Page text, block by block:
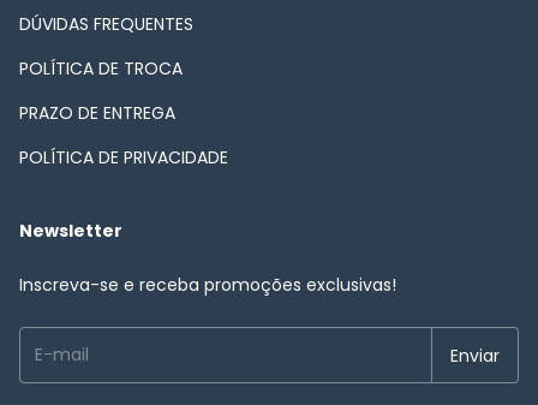
DÚVIDAS FREQUENTES
POLÍTICA DE TROCA
PRAZO DE ENTREGA
POLÍTICA DE PRIVACIDADE
Newsletter
Inscreva-se e receba promoções exclusivas!